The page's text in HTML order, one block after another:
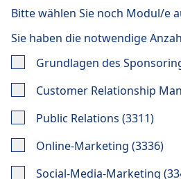
Bitte wählen Sie noch Modul/e
Sie haben die notwendige
Grundlagen des
Customer Relationship
Public Relations (3311)
Online-Marketing (3336)
Social-Media-Marketing